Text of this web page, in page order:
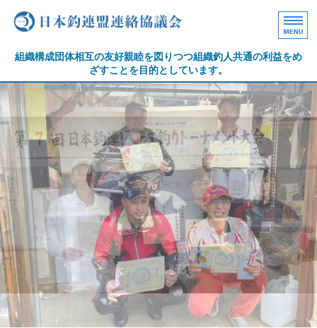
日本釣連盟連絡協議会｜
組織構成団体相互の友好親睦を図りつつ組織釣人共通の利益をめ
ざすことを目的としています。
日本釣連盟協議会について
各種大会結果
魚拓大会記録
サポート協賛社